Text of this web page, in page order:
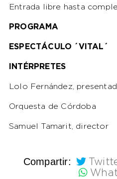
Entrada libre hasta
PROGRAMA
ESPECTÁCULO ´VITAL´
INTÉRPRETES
Lolo Fernández,
Orquesta de Córdoba
Samuel Tamarit, director
Compartir: